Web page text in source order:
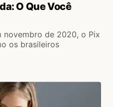
O Que Você
novembro de 2020, o Pix
os brasileiros